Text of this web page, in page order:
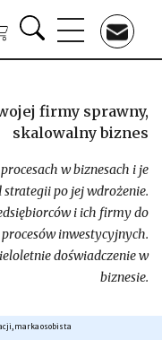
firmy sprawny,
skalowalny biznes
w biznesach i je
po jej wdrożenie.
i ich firmy do
procesów inwestycyjnych.
doświadczenie w
biznesie.
marka osobista